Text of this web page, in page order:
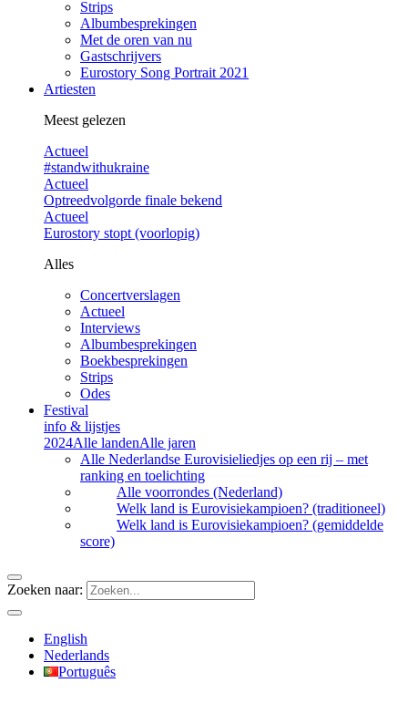
Strips
Albumbesprekingen
Met de oren van nu
Gastschrijvers
Eurostory Song Portrait 2021
Artiesten
Meest gelezen
Actueel
#standwithukraine
Actueel
Optreedvolgorde finale bekend
Actueel
Eurostory stopt (voorlopig)
Alles
Concertverslagen
Actueel
Interviews
Albumbesprekingen
Boekbesprekingen
Strips
Odes
Festival
info & lijstjes
2024Alle landenAlle jaren
Alle Nederlandse Eurovisieliedjes op een rij – met
ranking en toelichting
Alle voorrondes (Nederland)
Welk land is Eurovisiekampioen? (traditioneel)
Welk land is Eurovisiekampioen? (gemiddelde
score)
Zoeken naar:
English
Nederlands
Português